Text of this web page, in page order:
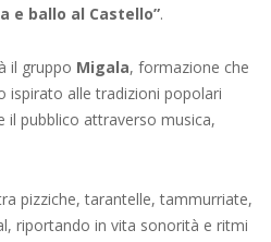
e ballo al Castello”.
il gruppo Migala, formazione che
ispirato alle tradizioni popolari
il pubblico attraverso musica,
pizziche, tarantelle, tammurriate,
riportando in vita sonorità e ritmi